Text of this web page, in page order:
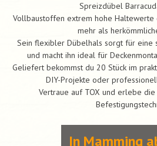
Spreizdübel
Vollbaustoffen extrem hohe
mehr als
Sein flexibler Dübelhals sorgt für eine
und macht ihn ideal für
Geliefert bekommst du 20 Stück im
DIY-Projekte oder
Vertraue auf TOX und erlebe
In Mamming